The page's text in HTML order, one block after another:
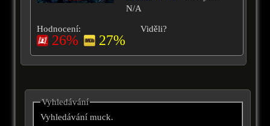
N/A
Hodnocení:
26% 27%
Viděli?
Vyhledávání
Vyhledávání muck.